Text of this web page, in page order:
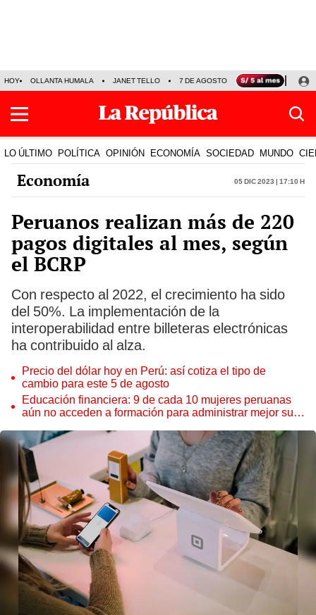
HOY OLLANTA HUMALA JANET TELLO 7 DE AGOSTO TINKA RESULTADOS
LO ÚLTIMO POLÍTICA OPINIÓN ECONOMÍA SOCIEDAD MUNDO
Economía 05 Dic 2023 | 17:10 h
Peruanos realizan más de 220
pagos digitales al mes, según
el BCRP
Con respecto al 2022, el crecimiento ha sido
del 50%. La implementación de la
interoperabilidad entre billeteras electrónicas
ha contribuido al alza.
Precio del dólar hoy en Perú: así cotiza el tipo de
cambio para este 5 de agosto
Educación financiera: 9 de cada 10 mujeres peruanas
aún no acceden a formación para administrar mejor su